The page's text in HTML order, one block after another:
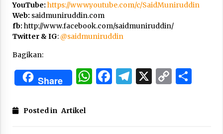
YouTube: https://www.youtube.com/c/SaidMuniruddin
Web: saidmuniruddin.com
fb: http://www.facebook.com/saidmuniruddin/
Twitter & IG: @saidmuniruddin
Bagikan:
Share WhatsApp
Facebook
Telegram
X Copy
Posted in Artikel